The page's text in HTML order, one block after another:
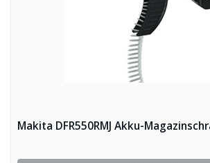
Makita DFR550RMJ Akku-